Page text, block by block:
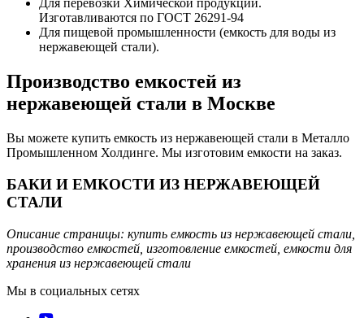
Для перевозки Химической продукции.
Изготавливаются по ГОСТ 26291-94
Для пищевой промышленности (емкость для воды из
нержавеющей стали).
Производство емкостей из
нержавеющей стали в Москве
Вы можете купить емкость из нержавеющей стали в Металло
Промышленном Холдинге. Мы изготовим емкости на заказ.
БАКИ И ЕМКОСТИ ИЗ НЕРЖАВЕЮЩЕЙ
СТАЛИ
Описание страницы: купить емкость из нержавеющей стали,
производство емкостей, изготовление емкостей, емкости для
хранения из нержавеющей стали
Мы в социальных сетях